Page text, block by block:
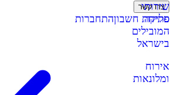
שירותי
סליקה
המובילים
בישראל
אירוח
ומלונאות
צרו קשר
פתיחת חשבוןהתחברות